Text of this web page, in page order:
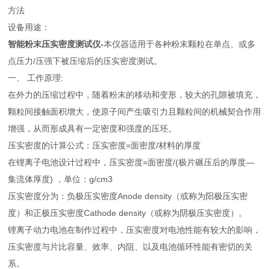
方法
设备用途：
智能粉末压实密度测试仪-本仪器适用于各种粉末颗粒在单点、或多
点压力/压强下被压缩后的压实密度测试。
一、 工作原理:
在外力的压缩过程中，随着粉末的移动和变形，较大的孔隙被填充，
颗粒间接触面积增大，使原子间产生吸引力且颗粒间的机械契合作用
增强，从而形成具有一定密度和强度的压坯。
压实密度的计算公式：压实密度=面密度/材料的厚度
在锂离子电池设计过程中，压实密度=面密度/(极片碾压后的厚度—
集流体厚度) ，单位：g/cm3
压实密度分为：负极压实密度Anode density（或称为阳极压实密
度）和正极压实密度Cathode density（或称为阴极压实密度）。
锂离子动力电池在制作过程中，压实密度对电池性能有较大的影响，
压实密度与片比容量、效率、内阻、以及电池循环性能有密切的关
系。